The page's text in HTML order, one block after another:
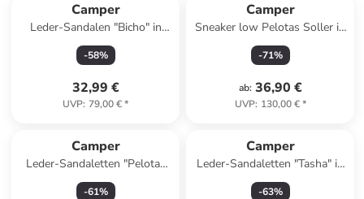
Camper
Leder-Sandalen "Bicho" in
Dunkelblau
-58%
32,99 €
UVP: 79,00 €*
Camper
Sneaker low Pelotas Soller in
gelb
-71%
ab: 36,90 €
UVP: 130,00 €*
Camper
Leder-Sandaletten "Pelotas
Flota" in Creme
-61%
Camper
Leder-Sandaletten "Tasha" in
Schwarz
-63%